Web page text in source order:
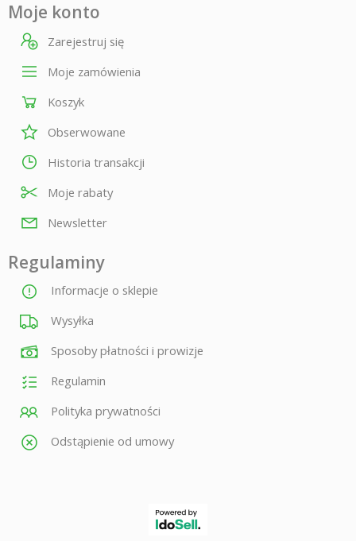
Moje konto
Zarejestruj się
Moje zamówienia
Koszyk
Obserwowane
Historia transakcji
Moje rabaty
Newsletter
Regulaminy
Informacje o sklepie
Wysyłka
Sposoby płatności i prowizje
Regulamin
Polityka prywatności
Odstąpienie od umowy